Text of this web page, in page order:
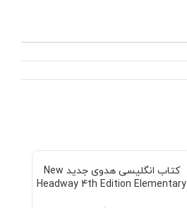
کتاب انگلیسی هدوی جدید New
Headway 4th Edition Elementary